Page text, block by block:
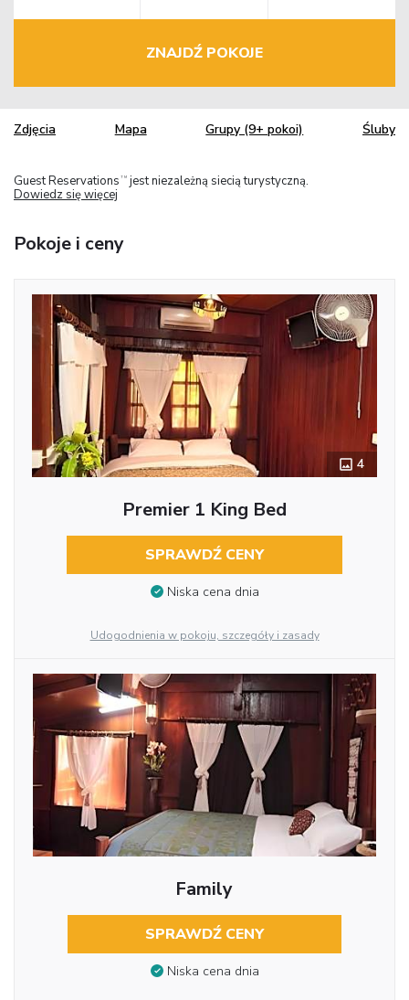
ZNAJDŹ POKOJE
Zdjęcia Mapa Grupy (9+ pokoi) Śluby
Guest Reservations TM jest niezależną siecią turystyczną.
Dowiedz się więcej
Pokoje i ceny
4
Premier 1 King Bed
SPRAWDŹ CENY
Niska cena dnia
Udogodnienia w pokoju, szczegóły i zasady
Family
SPRAWDŹ CENY
Niska cena dnia